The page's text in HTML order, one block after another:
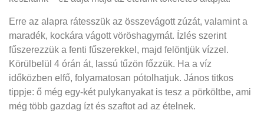
Erre az alapra rátesszük az összevágott zúzát, valamint a
maradék, kockára vágott vöröshagymát. Ízlés szerint
fűszerezzük a fenti fűszerekkel, majd felöntjük vízzel.
Körülbelül 4 órán át, lassú tűzön főzzük. Ha a víz
időközben elfő, folyamatosan pótolhatjuk. János titkos
tippje: ő még egy-két pulykanyakat is tesz a pörköltbe, ami
még több gazdag ízt és szaftot ad az ételnek.